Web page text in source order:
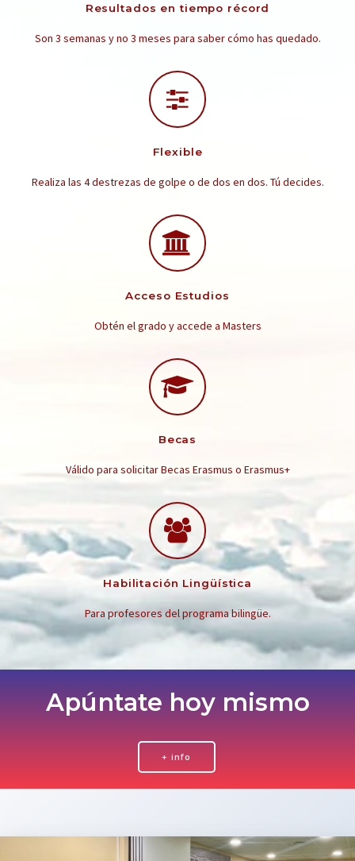
Resultados en tiempo récord
Son 3 semanas y no 3 meses para saber cómo has quedado.
Flexible
Realiza las 4 destrezas de golpe o de dos en dos. Tú decides.
Acceso Estudios
Obtén el grado y accede a Masters
Becas
Válido para solicitar Becas Erasmus o Erasmus+
Habilitación Lingüística
Para profesores del programa bilingüe.
Apúntate hoy mismo
+ info